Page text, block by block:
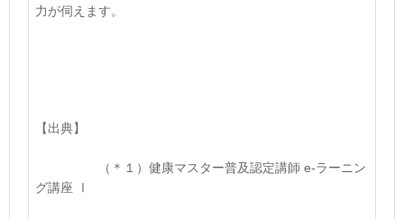
力が伺えます。
【出典】
（＊１）健康マスター普及認定講師 e-ラーニン
グ講座 Ⅰ